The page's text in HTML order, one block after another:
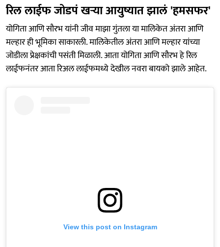
रिल लाईफ जोडपं खऱ्या आयुष्यात झालं 'हमसफर'
योगिता आणि सौरभ यांनी जीव माझा गुंतला या मालिकेत अंतरा आणि
मल्हार ही भूमिका साकारली. मालिकेतील अंतरा आणि मल्हार यांच्या
जोडीला प्रेक्षकांची पसंती मिळाली. आता योगिता आणि सौरभ हे रिल
लाईफनंतर आता रिअल लाईफमध्ये देखील नवरा बायको झाले आहेत.
View this post on Instagram